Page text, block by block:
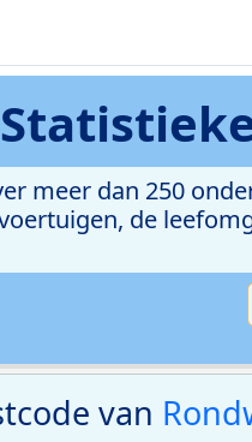
meer dan 250
de
van